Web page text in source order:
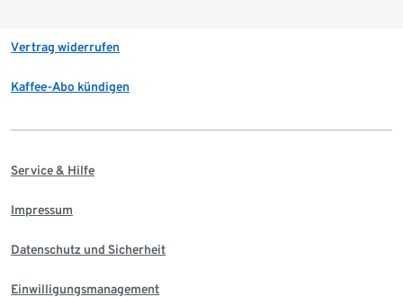
Vertrag widerrufen
Kaffee-Abo kündigen
Service & Hilfe
Impressum
Datenschutz und Sicherheit
Einwilligungsmanagement